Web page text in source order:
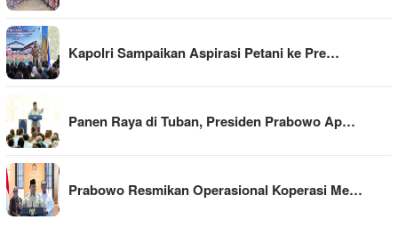
Kapolri Sampaikan Aspirasi Petani ke Pre…
Panen Raya di Tuban, Presiden Prabowo Ap…
Prabowo Resmikan Operasional Koperasi Me…